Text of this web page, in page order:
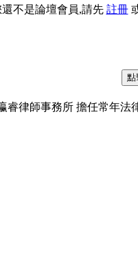
還不是論壇會員,請先 註冊
睿律師事務所 擔任常年法